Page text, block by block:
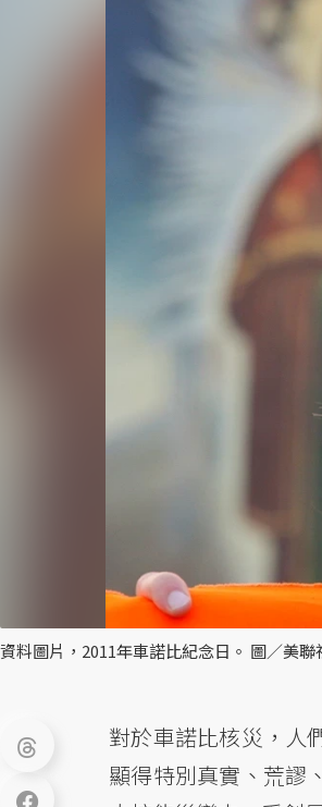
資料圖片，2011年車諾比紀念日。 圖／美聯
對於車諾比核災，人
顯得特別真實、荒